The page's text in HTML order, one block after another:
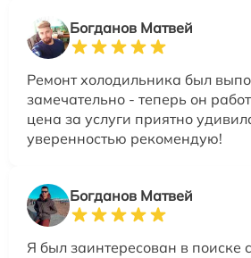
Богданов Матвей
Ремонт холодильника был
замечательно - теперь он
цена за услуги приятно
уверенностью рекомендую!
Богданов Матвей
Я был заинтересован в поиске